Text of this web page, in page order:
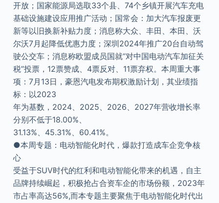
开放；国家能源局选取33个县、74个乡镇开展汽车充电
基础设施建设应用推广活动；国常会：加大汽车报废更
新等以旧换新补贴力度；消息称大众、丰田、本田、沃
尔沃7月起降低优惠力度；深圳2024年推广20台自动驾
驶公交车；消息称欧盟成员国就“对中国电动汽车加征关
税”投票，12票赞成、4票反对、11票弃权。本周重大事
项：7月13日，豪恩汽电发布期权激励计划，其业绩指
标：以2023
年为基数，2024、2025、2026、2027年营收增长率
分别不低于18.00%、
31.13%、45.31%、60.41%。
●本周专题：电动智能化时代，爆款打造成车企竞争核
心
受益于SUV时代的红利和电动智能化带来的机遇，自主
品牌持续崛起，积极抢占合资车企的市场份额，2023年
市占率高达56%,而本专题主要聚焦于电动智能化时代出